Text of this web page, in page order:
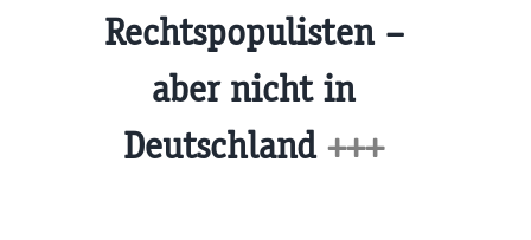
Rechtspopulisten –
aber nicht in
Deutschland +++